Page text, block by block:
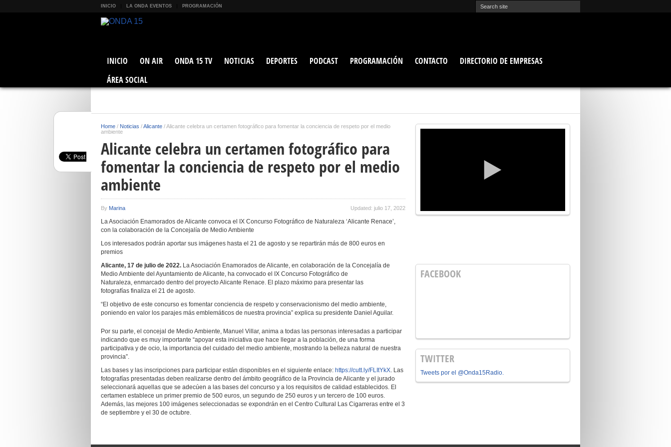
INICIO LA ONDA EVENTOS PROGRAMACIÓN
INICIO ON AIR ONDA 15 TV NOTICIAS DEPORTES PODCAST PROGRAMACIÓN CONTACTO
DIRECTORIO DE EMPRESAS
ÁREA SOCIAL
Home / Noticias /Alicante /Alicante celebra un certamen fotográfico para fomentar la conciencia de respeto por el medio
ambiente
Alicante celebra un certamen fotográfico para
fomentar la conciencia de respeto por el medio
ambiente
By Marina Updated: julio 17, 2022
La Asociación Enamorados de Alicante convoca el IX Concurso Fotográfico de Naturaleza ‘Alicante Renace’,
con la colaboración de la Concejalía de Medio Ambiente
Los interesados podrán aportar sus imágenes hasta el 21 de agosto y se repartirán más de 800 euros en
premios
Alicante, 17 de julio de 2022. La Asociación Enamorados de Alicante, en colaboración de la Concejalía de
Medio Ambiente del Ayuntamiento de Alicante, ha convocado el IX Concurso Fotográfico de
Naturaleza, enmarcado dentro del proyecto Alicante Renace. El plazo máximo para presentar las
fotografías finaliza el 21 de agosto.
“El objetivo de este concurso es fomentar conciencia de respeto y conservacionismo del medio ambiente,
poniendo en valor los parajes más emblemáticos de nuestra provincia” explica su presidente Daniel Aguilar.
Por su parte, el concejal de Medio Ambiente, Manuel Villar, anima a todas las personas interesadas a participar
indicando que es muy importante “apoyar esta iniciativa que hace llegar a la población, de una forma
participativa y de ocio, la importancia del cuidado del medio ambiente, mostrando la belleza natural de nuestra
provincia”.
Las bases y las inscripciones para participar están disponibles en el siguiente enlace: https://cutt.ly/FLItYkX. Las
fotografías presentadas deben realizarse dentro del ámbito geográfico de la Provincia de Alicante y el jurado
seleccionará aquellas que se adecúen a las bases del concurso y a los requisitos de calidad establecidos. El
certamen establece un primer premio de 500 euros, un segundo de 250 euros y un tercero de 100 euros.
Además, las mejores 100 imágenes seleccionadas se expondrán en el Centro Cultural Las Cigarreras entre el 3
de septiembre y el 30 de octubre.
FACEBOOK
TWITTER
Tweets por el @Onda15Radio.